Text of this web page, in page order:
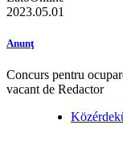
2023.05.01
Anunţ
Concurs pentru
vacant de Redactor